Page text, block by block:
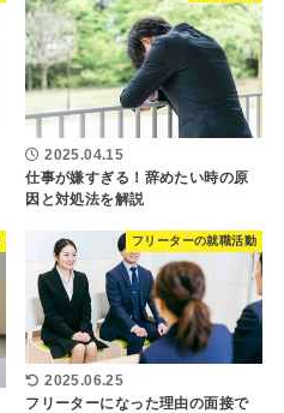
2025.04.15
仕事が嫌すぎる！辞めたい時の原
因と対処法を解説
フリーターの就職活動
2025.06.25
フリーターになった理由の面接で